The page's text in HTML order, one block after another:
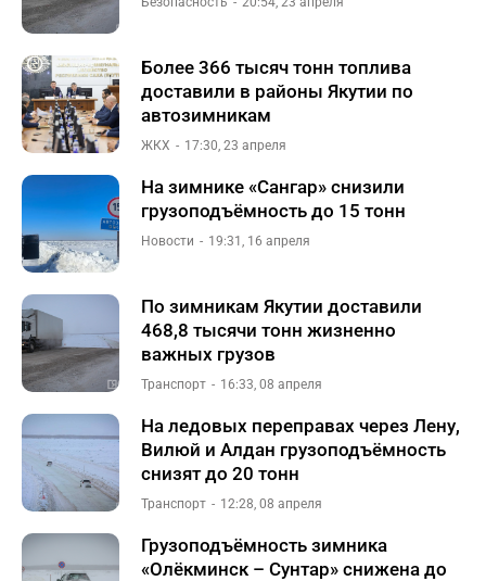
Более 366 тысяч тонн топлива
доставили в районы Якутии по
автозимникам
ЖКХ 17:30, 23 апреля
На зимнике «Сангар» снизили
грузоподъёмность до 15 тонн
Новости 19:31, 16 апреля
По зимникам Якутии доставили
468,8 тысячи тонн жизненно
важных грузов
Транспорт 16:33, 08 апреля
На ледовых переправах через Лену,
Вилюй и Алдан грузоподъёмность
снизят до 20 тонн
Транспорт 12:28, 08 апреля
Грузоподъёмность зимника
«Олёкминск – Сунтар» снижена до